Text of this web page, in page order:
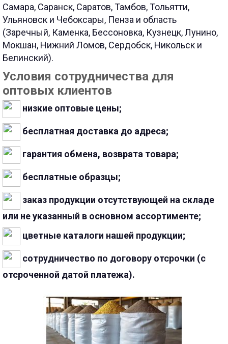
Самара, Саранск, Саратов, Тамбов, Тольятти,
Ульяновск и Чебоксары, Пенза и область
(Заречный, Каменка, Бессоновка, Кузнецк, Лунино,
Мокшан, Нижний Ломов, Сердобск, Никольск и
Белинский).
Условия сотрудничества для
оптовых клиентов
низкие оптовые цены;
бесплатная доставка до адреса;
гарантия обмена, возврата товара;
бесплатные образцы;
заказ продукции отсутствующей на складе
или не указанный в основном ассортименте;
цветные каталоги нашей продукции;
сотрудничество по договору отсрочки (с
отсроченной датой платежа).